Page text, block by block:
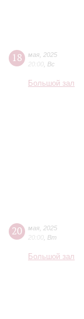
18 мая 2025
20:00 Вс
Большой зал
20 мая 2025
20:00 Вт
Большой зал